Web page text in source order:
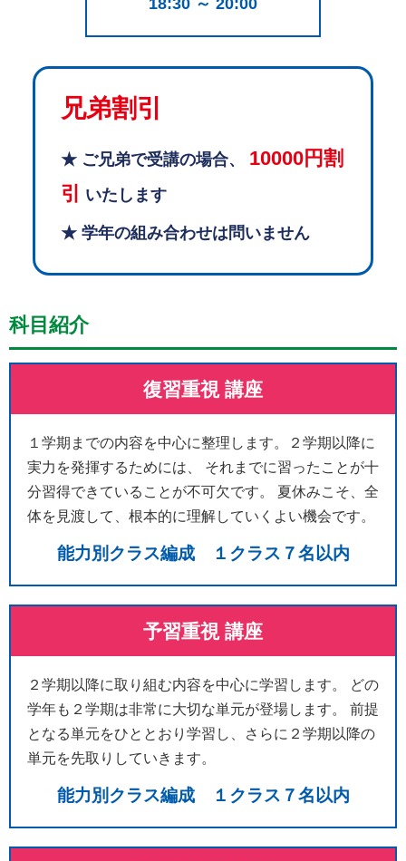
兄弟割引
★ ご兄弟で受講の場合、 10000円割
引
いたします
★ 学年の組み合わせは問いません
科目紹介
復習重視 講座
１学期までの内容を中心に整理します。２学期以降に
実力を発揮するためには、 それまでに習ったことが十
分習得できていることが不可欠です。 夏休みこそ、全
体を見渡して、根本的に理解していくよい機会です。
能力別クラス編成 １クラス７名以内
予習重視 講座
２学期以降に取り組む内容を中心に学習します。 どの
学年も２学期は非常に大切な単元が登場します。 前提
となる単元をひととおり学習し、さらに２学期以降の
単元を先取りしていきます。
能力別クラス編成 １クラス７名以内